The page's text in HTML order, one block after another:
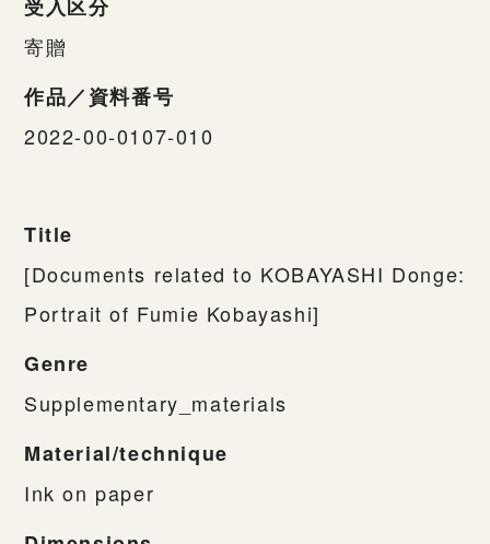
受入区分
寄贈
作品／資料番号
2022-00-0107-010
Title
[Documents related to KOBAYASHI Donge:
Portrait of Fumie Kobayashi]
Genre
Supplementary_materials
Material/technique
Ink on paper